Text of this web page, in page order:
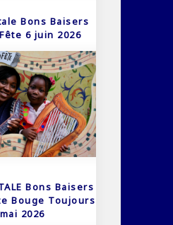
Bons Baisers
6 juin 2026
Bons Baisers
Bouge Toujours
2026